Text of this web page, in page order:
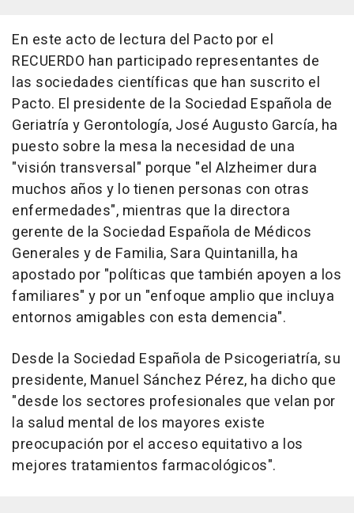
En este acto de lectura del Pacto por el
RECUERDO han participado representantes de
las sociedades científicas que han suscrito el
Pacto. El presidente de la Sociedad Española de
Geriatría y Gerontología, José Augusto García, ha
puesto sobre la mesa la necesidad de una
"visión transversal" porque "el Alzheimer dura
muchos años y lo tienen personas con otras
enfermedades", mientras que la directora
gerente de la Sociedad Española de Médicos
Generales y de Familia, Sara Quintanilla, ha
apostado por "políticas que también apoyen a los
familiares" y por un "enfoque amplio que incluya
entornos amigables con esta demencia".
Desde la Sociedad Española de Psicogeriatría, su
presidente, Manuel Sánchez Pérez, ha dicho que
"desde los sectores profesionales que velan por
la salud mental de los mayores existe
preocupación por el acceso equitativo a los
mejores tratamientos farmacológicos".